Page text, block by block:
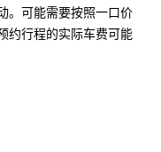
。可能需要按照一口价
约行程的实际车费可能